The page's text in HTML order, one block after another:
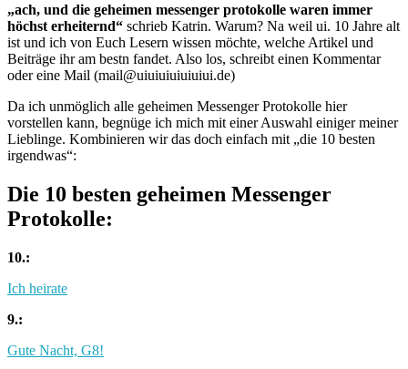
„ach, und die geheimen messenger protokolle waren immer
höchst erheiternd“ schrieb Katrin. Warum? Na weil ui. 10 Jahre alt
ist und ich von Euch Lesern wissen möchte, welche Artikel und
Beiträge ihr am bestn fandet. Also los, schreibt einen Kommentar
oder eine Mail (mail@uiuiuiuiuiuiui.de)
Da ich unmöglich alle geheimen Messenger Protokolle hier
vorstellen kann, begnüge ich mich mit einer Auswahl einiger meiner
Lieblinge. Kombinieren wir das doch einfach mit „die 10 besten
irgendwas“:
Die 10 besten geheimen Messenger
Protokolle:
10.:
Ich heirate
9.:
Gute Nacht, G8!